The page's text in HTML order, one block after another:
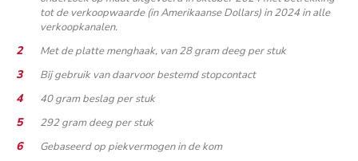
tot de verkoopwaarde (in Amerikaanse Dollars) in 2024 in alle
verkoopkanalen.
Met de platte menghaak, van 28 gram deeg per stuk
Bij gebruik van daarvoor bestemd stopcontact
40 gram beslag per stuk
292 gram deeg per stuk
Gebaseerd op piekvermogen in de kom